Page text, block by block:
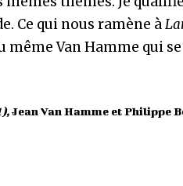
Ce qui nous ramène à
même Van Hamme qui
Jean Van Hamme et Philippe